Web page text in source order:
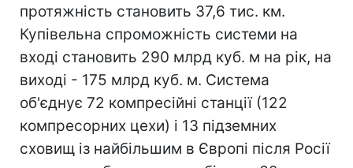
протяжність становить 37,6 тис. км.
Купівельна спроможність системи на
вході становить 290 млрд куб. м на рік, на
виході - 175 млрд куб. м. Система
об'єднує 72 компресійні станції (122
компресорних цехи) і 13 підземних
сховищ із найбільшим в Європі після Росії